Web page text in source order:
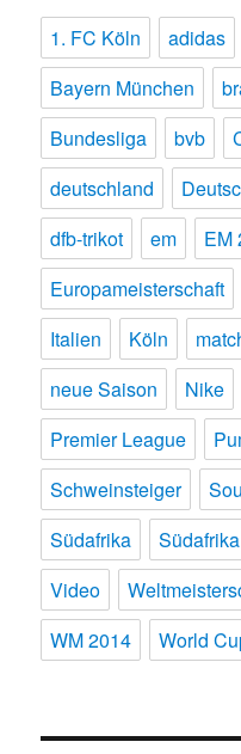
1. FC Köln adidas
Bayern München
Bundesliga
bvb
deutschland
dfb-trikot
em EM
Europameisterschaft
Italien
Köln
neue Saison
Nike
Premier League
Schweinsteiger
Südafrika
Video
WM 2014
World